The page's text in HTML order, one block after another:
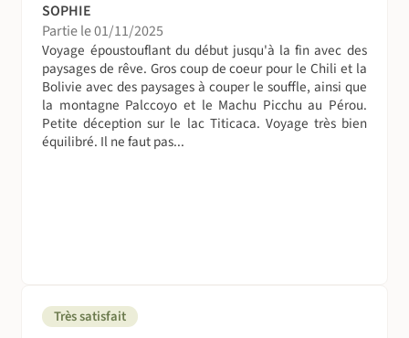
SOPHIE
Partie le 01/11/2025
Voyage époustouflant du début jusqu'à la fin avec des
paysages de rêve. Gros coup de coeur pour le Chili et la
Bolivie avec des paysages à couper le souffle, ainsi que
la montagne Palccoyo et le Machu Picchu au Pérou.
Petite déception sur le lac Titicaca. Voyage très bien
équilibré. Il ne faut pas...
Très satisfait